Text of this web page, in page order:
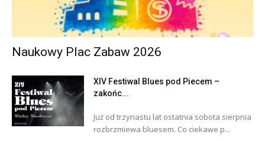
Naukowy Plac Zabaw 2026
XIV Festiwal Blues pod Piecem –
zakońc...
Już od trzynastu lat ostatnia sobota sierpnia
rozbrzmiewa bluesem. Co ciekawe p...